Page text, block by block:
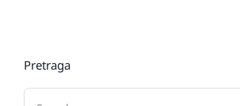
Pretraga